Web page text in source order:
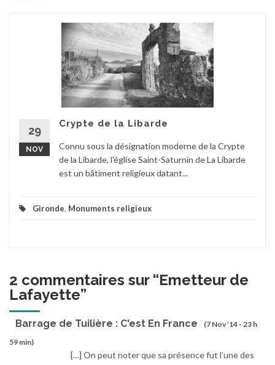
29
NOV
Crypte de la Libarde
Connu sous la désignation moderne de la Crypte
de la Libarde, l'église Saint-Saturnin de La Libarde
est un bâtiment religieux datant...
Gironde, Monuments religieux
2 commentaires sur “Emetteur de
Lafayette”
Barrage de Tuilière : C'est En France
(7 Nov ’14 - 23 h
59 min)
[…] On peut noter que sa présence fut l’une des